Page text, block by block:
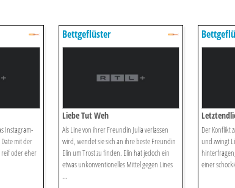
Instagram-
mit der
reif oder eher
Bettgeflüster
Liebe Tut Weh
Als Line von ihrer Freundin Julia verlassen
wird, wendet sie sich an ihre beste Freundin
Elin um Trost zu finden. Elin hat jedoch ein
etwas unkonventionelles Mittel gegen Lines
...
Der Konflikt
und zwingt
einer